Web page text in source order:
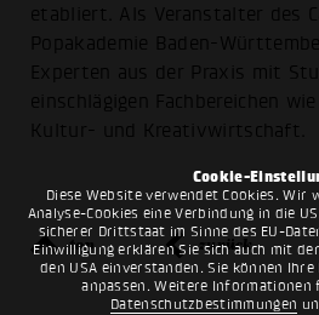
Cookie-
Diese Website verwendet Cookies. Wir
Analyse-Cookies eine Verbindung in die
sicherer Drittstaat im Sinne des EU-
Einwilligung erklären Sie sich auch mit
den USA einverstanden. Sie können
anpassen. Weitere Informationen
Datenschutzbestimmungen
etabliert. Als Veranstalter des
Popakademie Baden-
Experten aus der Praxis mit
einschlägigen Fachbereichen
Kultur- und Kreativwirtschaft.
top zurück